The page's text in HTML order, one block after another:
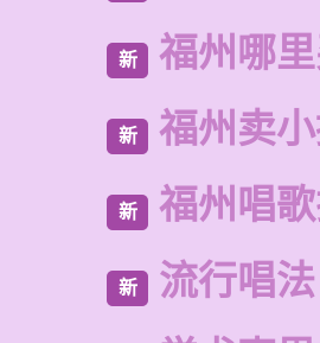
新 福州哪
新 福州卖
新 福州唱
新
流行唱